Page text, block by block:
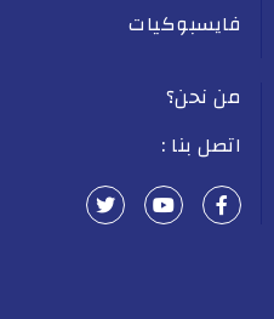
فايسبوكيات
من نحن؟
اتصل بنا :